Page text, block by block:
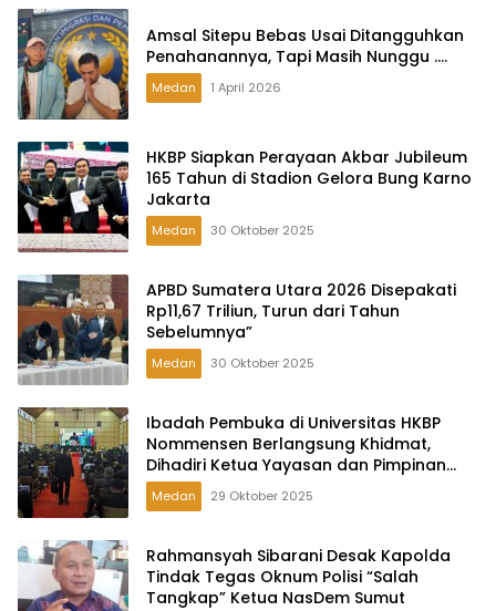
Amsal Sitepu Bebas Usai Ditangguhkan
Penahanannya, Tapi Masih Nunggu ….
Medan 1 April 2026
HKBP Siapkan Perayaan Akbar Jubileum
165 Tahun di Stadion Gelora Bung Karno
Jakarta
Medan 30 Oktober 2025
APBD Sumatera Utara 2026 Disepakati
Rp11,67 Triliun, Turun dari Tahun
Sebelumnya”
Medan 30 Oktober 2025
Ibadah Pembuka di Universitas HKBP
Nommensen Berlangsung Khidmat,
Dihadiri Ketua Yayasan dan Pimpinan
Kampus
Medan 29 Oktober 2025
Rahmansyah Sibarani Desak Kapolda
Tindak Tegas Oknum Polisi “Salah
Tangkap” Ketua NasDem Sumut